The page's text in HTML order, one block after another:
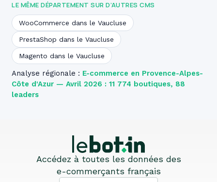
LE MÊME DÉPARTEMENT SUR D’AUTRES CMS
WooCommerce dans le Vaucluse
PrestaShop dans le Vaucluse
Magento dans le Vaucluse
Analyse régionale : E-commerce en Provence-Alpes-
Côte d'Azur — Avril 2026 : 11 774 boutiques, 88
leaders
Accédez à toutes les données des
e-commerçants français